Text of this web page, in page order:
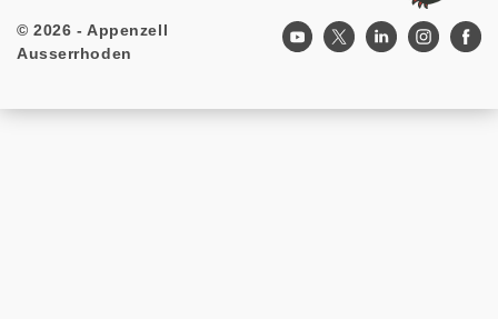
Footer
© 2026 - Appenzell
Ausserrhoden